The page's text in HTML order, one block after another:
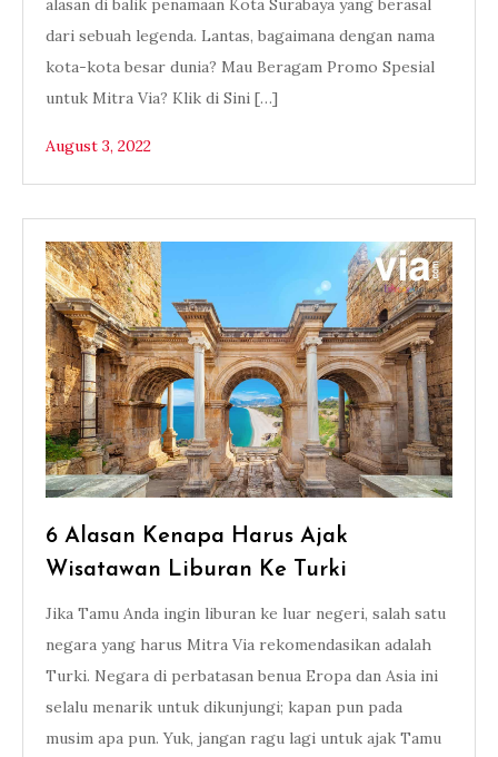
alasan di balik penamaan Kota Surabaya yang berasal
dari sebuah legenda. Lantas, bagaimana dengan nama
kota-kota besar dunia? Mau Beragam Promo Spesial
untuk Mitra Via? Klik di Sini […]
August 3, 2022
6 Alasan Kenapa Harus Ajak
Wisatawan Liburan Ke Turki
Jika Tamu Anda ingin liburan ke luar negeri, salah satu
negara yang harus Mitra Via rekomendasikan adalah
Turki. Negara di perbatasan benua Eropa dan Asia ini
selalu menarik untuk dikunjungi; kapan pun pada
musim apa pun. Yuk, jangan ragu lagi untuk ajak Tamu